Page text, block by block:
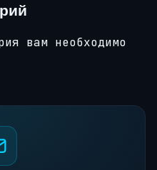
вам необходимо